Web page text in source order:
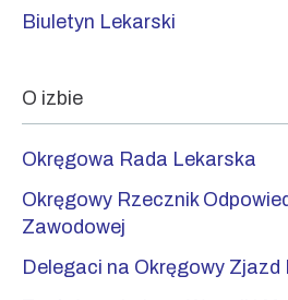
Biuletyn Lekarski
O izbie
Okręgowa Rada Lekarska
Okręgowy Rzecznik
Zawodowej
Delegaci na Okręgowy Zjazd